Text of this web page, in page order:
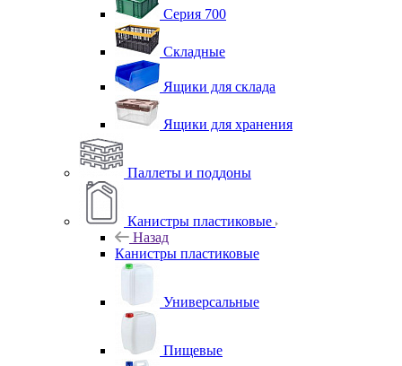
Серия 700
Складные
Ящики для склада
Ящики для хранения
Паллеты и поддоны
Канистры пластиковые
Назад
Канистры пластиковые
Универсальные
Пищевые